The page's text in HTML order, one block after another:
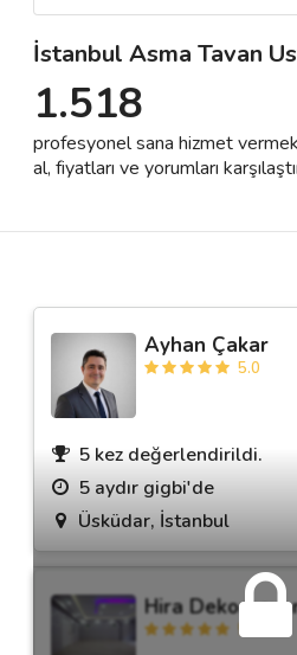
🌟 Müşteri Değerlendirmeleri
Destek
İletişim
İstanbul Asma Tavan
1.518
profesyonel sana hizmet
al, fiyatları ve yorumları
Ayhan Çakar
5.0
5 kez değerlendirildi.
5 aydır gigbi'de
Üsküdar, İstanbul
Hira
5.0